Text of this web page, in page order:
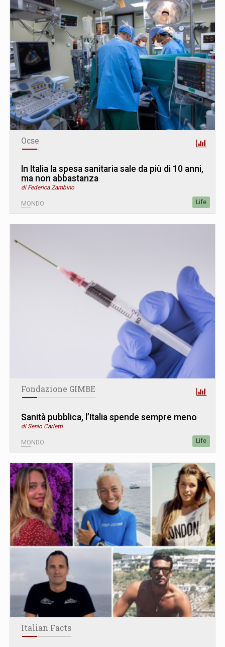
Ocse
In Italia la spesa sanitaria sale da più di 10 anni,
ma non abbastanza
di Federica Zambino
MONDO Life
Fondazione GIMBE
Sanità pubblica, l’Italia spende sempre meno
di Senio Carletti
MONDO Life
Italian Facts